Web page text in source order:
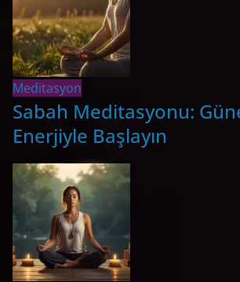
Meditasyon
Sabah Meditasyonu:
Enerjiyle Başlayın